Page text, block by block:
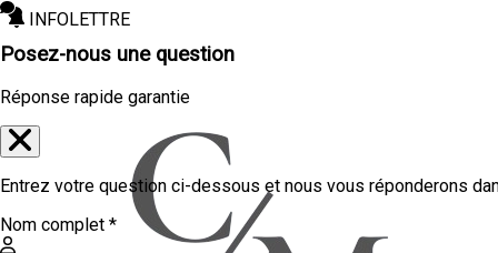
INFOLETTRE
Posez-nous une question
Réponse rapide garantie
Entrez votre question ci-dessous et nous vous réponderons
Nom complet *